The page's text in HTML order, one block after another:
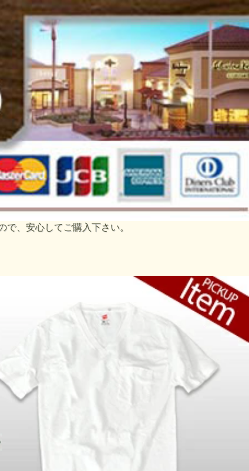
、安心してご購入下さい。